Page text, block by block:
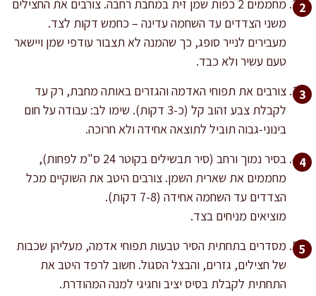
מחממים 2 כפות שמן זית במחבת רחבה. צורבים את החצילים
משני הצדדים עד השחמה עדינה – כחמש דקות לצד.
מעבירים לנייר סופג, כך שהמנה לא תצבור עודפי שמן ויישאר
טעם עשיר ולא כבד.
צורבים את תפוחי האדמה והגזרים באותה מחבת, רק עד
לקבלת צבע זהוב קל (כ-3 דקות). שימו לב: עבודה על חום
בינוני-גבוה תוביל לתוצאה אחידה ולא חרוכה.
בסיר נמוך ורחב (סיר תבשילים בקוטר 24 ס"מ לפחות),
מחממים את שארית השמן. צורבים היטב את השוקיים מכל
הצדדים עד השחמה אחידה (7-8 דקות).
מוציאים מניחים בצד.
מסדרים בתחתית הסיר טבעות תפוחי אדמה, מעליהן שכבות
של חצילים, גזרים, והבצל הסגול. חשוב לרפד היטב את
התחתית לקבלת בסיס יציב וחגיגי למנה המהודרת.